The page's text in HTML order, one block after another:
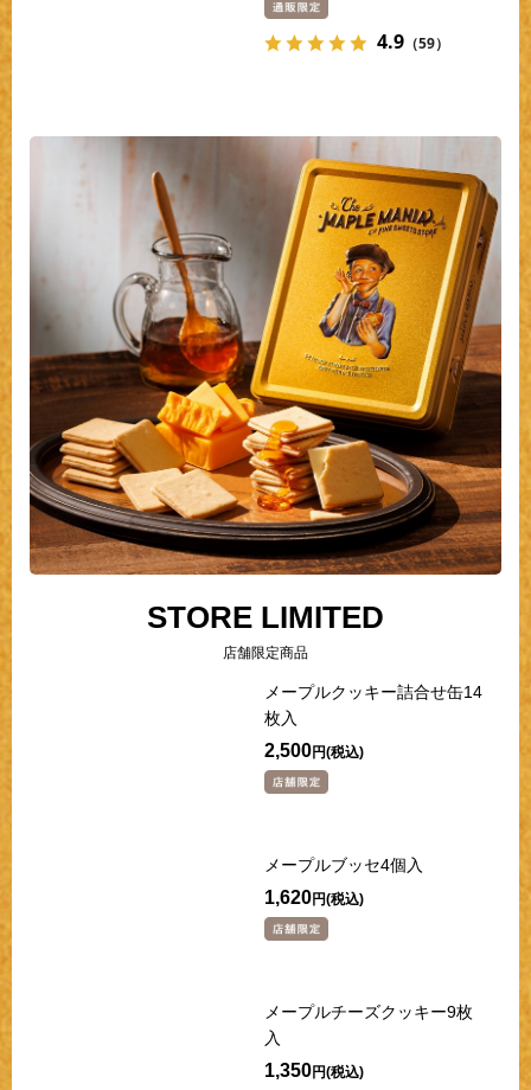
4.9 （59）
STORE LIMITED
店舗限定商品
メープルクッキー詰合せ缶14
枚入
2,500円
メープルブッセ4個入
1,620円
メープルチーズクッキー9枚
入
1,350円